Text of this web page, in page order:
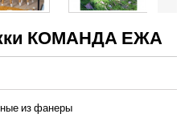
КОМАНДА ЕЖА
из фанеры